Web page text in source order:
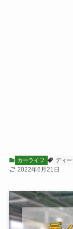
カーライフ ディー
2022年6月21日